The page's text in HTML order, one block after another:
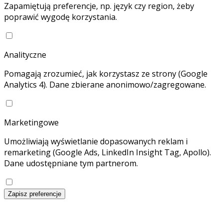
Zapamiętują preferencje, np. język czy region, żeby
poprawić wygodę korzystania.
Analityczne
Pomagają zrozumieć, jak korzystasz ze strony (Google
Analytics 4). Dane zbierane anonimowo/zagregowane.
Marketingowe
Umożliwiają wyświetlanie dopasowanych reklam i
remarketing (Google Ads, LinkedIn Insight Tag, Apollo).
Dane udostępniane tym partnerom.
Zapisz preferencje